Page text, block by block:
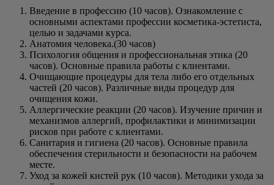
Введение в профессию (10 часов). Ознакомление с
основными аспектами профессии косметика-эстетиста,
целью и задачами курса.
Анатомия человека.(30 часов)
Психология общения и профессиональная этика (20
часов). Основные правила работы с клиентами.
Очищающие процедуры для тела либо его отдельных
частей (20 часов). Различные виды процедур для
очищения кожи.
Аллергические реакции (20 часов). Изучение причин и
механизмов аллергий, профилактики и минимизации
рисков при работе с клиентами.
Санитария и гигиена (20 часов). Основные правила
обеспечения стерильности и безопасности на рабочем
месте.
Уход за кожей кистей рук (10 часов). Методики ухода за